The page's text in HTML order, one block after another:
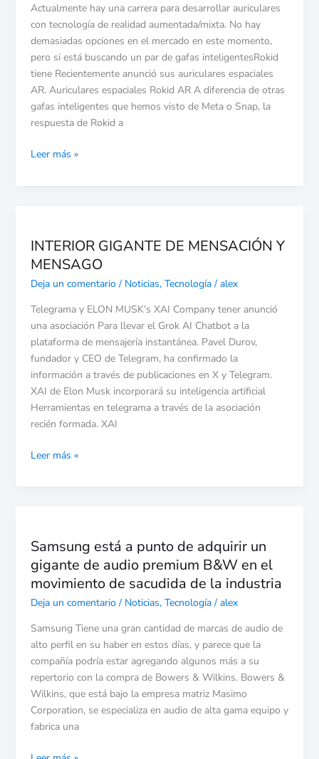
Actualmente hay una carrera para desarrollar auriculares
con tecnología de realidad aumentada/mixta. No hay
demasiadas opciones en el mercado en este momento,
pero si está buscando un par de gafas inteligentesRokid
tiene Recientemente anunció sus auriculares espaciales
AR. Auriculares espaciales Rokid AR A diferencia de otras
gafas inteligentes que hemos visto de Meta o Snap, la
respuesta de Rokid a
un
televisor
de
pantalla
gigante
en
tu
cara
Leer más »
INTERIOR GIGANTE DE MENSACIÓN Y
MENSAGO
Deja un comentario / Noticias, Tecnología/ alex
Telegrama y ELON MUSK’s XAI Company tener anunció
una asociación Para llevar el Grok AI Chatbot a la
plataforma de mensajería instantánea. Pavel Durov,
fundador y CEO de Telegram, ha confirmado la
información a través de publicaciones en X y Telegram.
XAI de Elon Musk incorporará su inteligencia artificial
Herramientas en telegrama a través de la asociación
recién formada. XAI
DE
MENSACIÓN
Y
Leer más »
Samsung está a punto de adquirir un
gigante de audio premium B&W en el
movimiento de sacudida de la industria
Deja un comentario / Noticias, Tecnología/ alex
Samsung Tiene una gran cantidad de marcas de audio de
alto perfil en su haber en estos días, y parece que la
compañía podría estar agregando algunos más a su
repertorio con la compra de Bowers & Wilkins. Bowers &
Wilkins, que está bajo la empresa matriz Masimo
Corporation, se especializa en audio de alta gama equipo y
fabrica una
a
punto
de
gigante
de
audio
premium
B&W
en
el